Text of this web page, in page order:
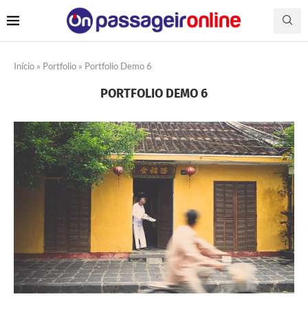
Início » Portfolio » Portfolio Demo 6
PORTFOLIO DEMO 6